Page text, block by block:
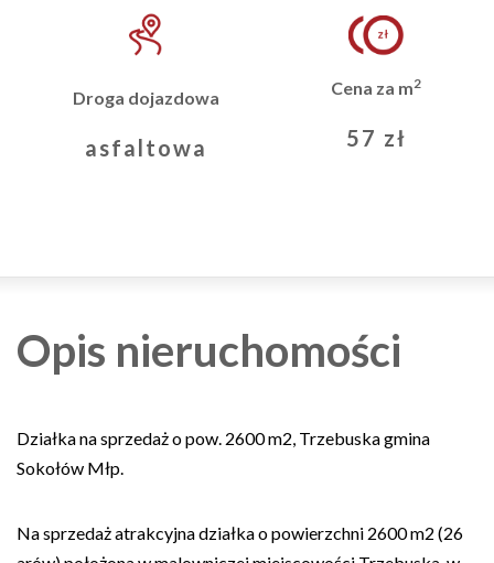
Droga dojazdowa
asfaltowa
Cena za m2
57 zł
Opis nieruchomości
Działka na sprzedaż o pow. 2600 m2, Trzebuska gmina
Sokołów Młp.
Na sprzedaż atrakcyjna działka o powierzchni 2600 m2 (26